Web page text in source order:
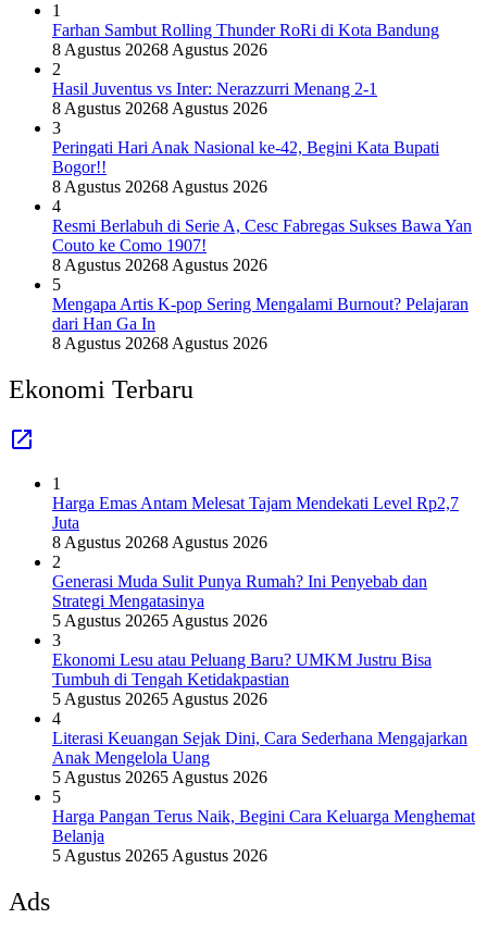
1
Farhan Sambut Rolling Thunder RoRi di Kota Bandung
8 Agustus 20268 Agustus 2026
2
Hasil Juventus vs Inter: Nerazzurri Menang 2-1
8 Agustus 20268 Agustus 2026
3
Peringati Hari Anak Nasional ke-42, Begini Kata Bupati
Bogor!!
8 Agustus 20268 Agustus 2026
4
Resmi Berlabuh di Serie A, Cesc Fabregas Sukses Bawa Yan
Couto ke Como 1907!
8 Agustus 20268 Agustus 2026
5
Mengapa Artis K-pop Sering Mengalami Burnout? Pelajaran
dari Han Ga In
8 Agustus 20268 Agustus 2026
Ekonomi Terbaru
1
Harga Emas Antam Melesat Tajam Mendekati Level Rp2,7
Juta
8 Agustus 20268 Agustus 2026
2
Generasi Muda Sulit Punya Rumah? Ini Penyebab dan
Strategi Mengatasinya
5 Agustus 20265 Agustus 2026
3
Ekonomi Lesu atau Peluang Baru? UMKM Justru Bisa
Tumbuh di Tengah Ketidakpastian
5 Agustus 20265 Agustus 2026
4
Literasi Keuangan Sejak Dini, Cara Sederhana Mengajarkan
Anak Mengelola Uang
5 Agustus 20265 Agustus 2026
5
Harga Pangan Terus Naik, Begini Cara Keluarga Menghemat
Belanja
5 Agustus 20265 Agustus 2026
Ads